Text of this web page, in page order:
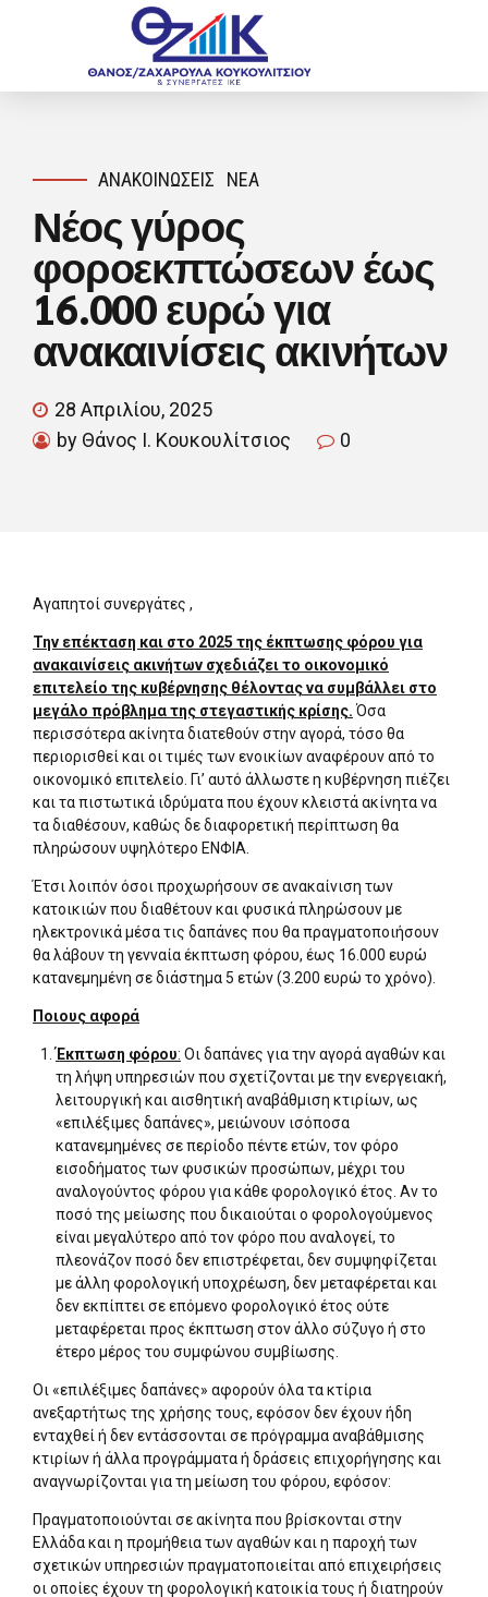
ΑΝΑΚΟΙΝΏΣΕΙΣ ΝΈΑ
Νέος γύρος
φοροεκπτώσεων έως
16.000 ευρώ για
ανακαινίσεις ακινήτων
28 Απριλίου, 2025
by Θάνος Ι. Κουκουλίτσιος
0
Αγαπητοί συνεργάτες ,
Την επέκταση και στο 2025 της έκπτωσης φόρου για
ανακαινίσεις ακινήτων σχεδιάζει το οικονομικό
επιτελείο της κυβέρνησης θέλοντας να συμβάλλει στο
μεγάλο πρόβλημα της στεγαστικής κρίσης.Όσα
περισσότερα ακίνητα διατεθούν στην αγορά, τόσο θα
περιορισθεί και οι τιμές των ενοικίων αναφέρουν από το
οικονομικό επιτελείο. Γι’ αυτό άλλωστε η κυβέρνηση πιέζει
και τα πιστωτικά ιδρύματα που έχουν κλειστά ακίνητα να
τα διαθέσουν, καθώς δε διαφορετική περίπτωση θα
πληρώσουν υψηλότερο ΕΝΦΙΑ.
Έτσι λοιπόν όσοι προχωρήσουν σε ανακαίνιση των
κατοικιών που διαθέτουν και φυσικά πληρώσουν με
ηλεκτρονικά μέσα τις δαπάνες που θα πραγματοποιήσουν
θα λάβουν τη γενναία έκπτωση φόρου, έως 16.000 ευρώ
κατανεμημένη σε διάστημα 5 ετών (3.200 ευρώ το χρόνο).
Ποιους αφορά
Έκπτωση φόρου: Οι δαπάνες για την αγορά αγαθών και
τη λήψη υπηρεσιών που σχετίζονται με την ενεργειακή,
λειτουργική και αισθητική αναβάθμιση κτιρίων, ως
«επιλέξιμες δαπάνες», μειώνουν ισόποσα
κατανεμημένες σε περίοδο πέντε ετών, τον φόρο
εισοδήματος των φυσικών προσώπων, μέχρι του
αναλογούντος φόρου για κάθε φορολογικό έτος. Αν το
ποσό της μείωσης που δικαιούται ο φορολογούμενος
είναι μεγαλύτερο από τον φόρο που αναλογεί, το
πλεονάζον ποσό δεν επιστρέφεται, δεν συμψηφίζεται
με άλλη φορολογική υποχρέωση, δεν μεταφέρεται και
δεν εκπίπτει σε επόμενο φορολογικό έτος ούτε
μεταφέρεται προς έκπτωση στον άλλο σύζυγο ή στο
έτερο μέρος του συμφώνου συμβίωσης.
Οι «επιλέξιμες δαπάνες» αφορούν όλα τα κτίρια
ανεξαρτήτως της χρήσης τους, εφόσον δεν έχουν ήδη
ενταχθεί ή δεν εντάσσονται σε πρόγραμμα αναβάθμισης
κτιρίων ή άλλα προγράμματα ή δράσεις επιχορήγησης και
αναγνωρίζονται για τη μείωση του φόρου, εφόσον:
Πραγματοποιούνται σε ακίνητα που βρίσκονται στην
Ελλάδα και η προμήθεια των αγαθών και η παροχή των
σχετικών υπηρεσιών πραγματοποιείται από επιχειρήσεις
οι οποίες έχουν τη φορολογική κατοικία τους ή διατηρούν